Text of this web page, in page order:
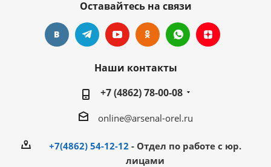
Оставайтесь на связи
Наши контакты
+7 (4862) 78-00-08
online@arsenal-orel.ru
+7(4862) 54-12-12 - Отдел по работе с юр.
лицами